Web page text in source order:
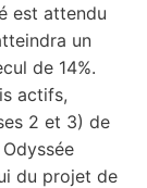
est attendu
un
de 14%.
actifs,
2 et 3) de
du projet de